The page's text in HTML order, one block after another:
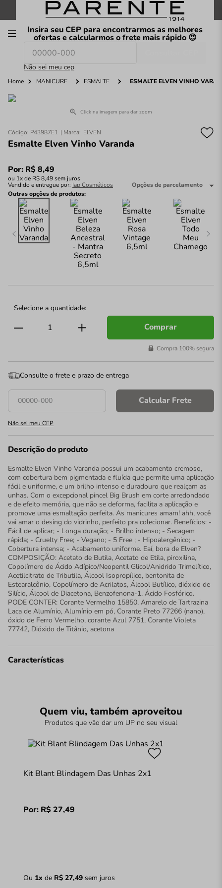
FRETE GRÁTIS nas compras a partir de R$199
Insira seu CEP para encontrarmos as melhores
ofertas e calcularmos o frete mais rápido 😍
Não sei meu cep
O que você procura hoje?
Home MANICURE ESMALTE ESMALTE ELVEN VINHO
Click na imagem para dar zoom
Código: P43987E1 ELVEN
Esmalte Elven Vinho Varanda
Por: R$8,49
ou 1x de R$8,49sem juros
Vendido e entregue por: Iap Cosméticos
Opções de parcelamento
Outras opções de produtos:
Comprar
Compra 100% segura
Consulte o frete e prazo de entrega
Calcular Frete
Não sei meu CEP
Descrição do produto
Esmalte Elven Vinho Varanda possui um acabamento cremoso,
com cobertura bem pigmentada e fluída que permite uma aplicação
fácil e uniforme, e um brilho intenso e duradouro que realçam as
unhas. Com o excepcional pincel Big Brush em corte arredondado
e de efeito memória, que não se deforma, facilita a aplicação e
promove uma esmaltação perfeita. As manicures amam! ahh, você
vai amar o desing do vidrinho, perfeito pra colecionar. Benefícios: -
Fácil de aplicar; - Longa duração; - Brilho intenso; - Secagem
rápida; - Cruelty Free; - Vegano; - 5 Free ; - Hipoalergênico; -
Cobertura intensa; - Acabamento uniforme. Eaí, bora de Elven?
COMPOSIÇÃO: Acetato de Butila, Acetato de Etila, piroxilina,
Copolímero de Ácido Adípico/Neopentil Glicol/Anidrido Trimelítico,
Acetilcitrato de Tributila, Álcool Isopropílico, bentonita de
Estearalcônio, Copolímero de Acrilatos, Álcool Butílico, dióxido de
Silício, Álcool de Diacetona, Benzofenona-1, Ácido Fosfórico.
PODE CONTER: Corante Vermelho 15850, Amarelo de Tartrazina
Laca de Alumínio, Alumínio em pó, Corante Preto 77266 (nano),
óxido de Ferro Vermelho, corante Azul 7751, Corante Violeta
77742, Dióxido de Titânio, acetona
Características
Quem viu, também aproveitou
Produtos que vão dar um UP no seu visual
Kit Blant Blindagem Das Unhas 2x1
Por: R$ 27,49
Ou 1x de R$ 27,49sem juros